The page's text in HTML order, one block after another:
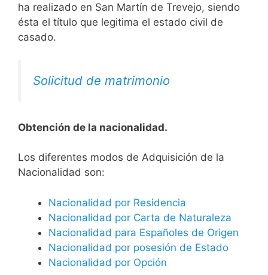
ha realizado en San Martín de Trevejo, siendo
ésta el título que legitima el estado civil de
casado.
Solicitud de matrimonio
Obtención de la nacionalidad.
​​​Los diferentes modos de Adquisición de la
Nacionalidad son:
Nacionalidad por Residencia
Nacionalidad por Carta de Naturaleza
Nacionalidad para Españoles de Origen
Nacionalidad por posesión de Estado
Nacionalidad por Opción